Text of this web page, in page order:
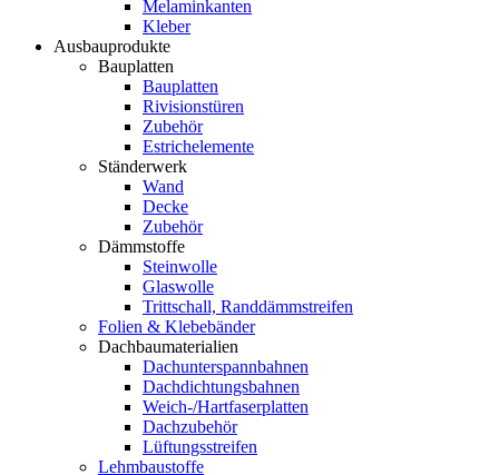
Melaminkanten
Kleber
Ausbauprodukte
Bauplatten
Bauplatten
Rivisionstüren
Zubehör
Estrichelemente
Ständerwerk
Wand
Decke
Zubehör
Dämmstoffe
Steinwolle
Glaswolle
Trittschall, Randdämmstreifen
Folien & Klebebänder
Dachbaumaterialien
Dachunterspannbahnen
Dachdichtungsbahnen
Weich-/Hartfaserplatten
Dachzubehör
Lüftungsstreifen
Lehmbaustoffe